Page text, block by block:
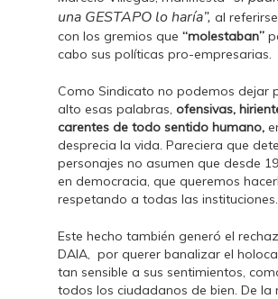
una GESTAPO lo haría”, al
con los gremios que “molestaban”
cabo sus políticas pro-empresarias.
Como Sindicato no podemos dejar
alto esas palabras, ofensivas,
carentes de todo sentido humano,
desprecia la vida. Pareciera que
personajes no asumen que desde
en democracia, que queremos
respetando a todas las instituciones.
Este hecho también generó el
DAIA, por querer banalizar el
tan sensible a sus sentimientos,
todos los ciudadanos de bien. De la